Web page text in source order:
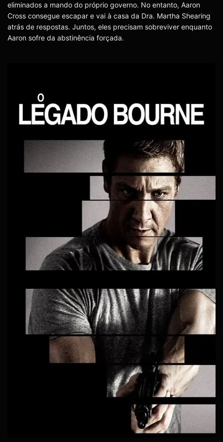
eliminados a mando do próprio governo. No entanto, Aaron
Cross consegue escapar e vai à casa da Dra. Martha Shearing
atrás de respostas. Juntos, eles precisam sobreviver enquanto
Aaron sofre da abstinência forçada.